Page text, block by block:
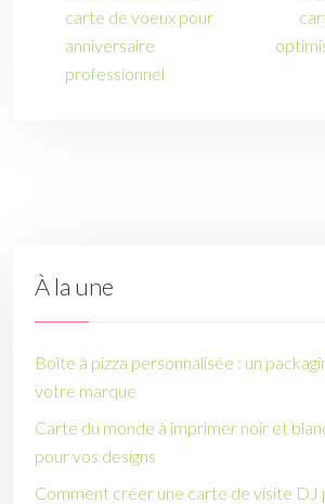
carte de voeux pour
anniversaire
professionnel
À la une
Boîte à pizza personnalisée : un
votre marque
Carte du monde à imprimer noir et
pour vos designs
Comment créer une carte de visite DJ